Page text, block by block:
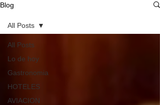
Blog
All Posts
Lo de hoy
Gastronomia
HOTELES
AVIACION
All Posts